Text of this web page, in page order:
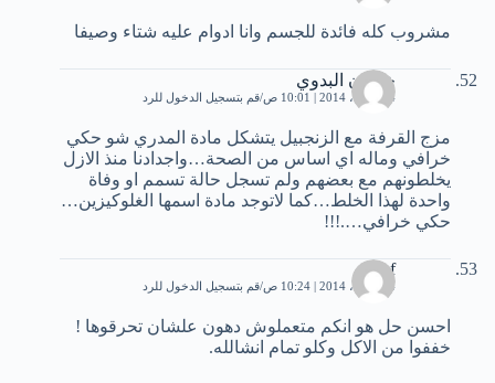
مشروب كله فائدة للجسم وانا ادوام عليه شتاء وصيفا
خلدون البدوي
24 أبريل، 2014 | 10:01 ص قم بتسجيل الدخول للرد
مزج القرفة مع الزنجبيل يتشكل مادة المدري شو حكي
خرافي وماله اي اساس من الصحة…واجدادنا منذ الازل
يخلطونهم مع بعضهم ولم تسجل حالة تسمم او وفاة
واحدة لهذا الخلط…كما لاتوجد مادة اسمها الغلوكيزين…
حكي خرافي….!!!
raef
24 أبريل، 2014 | 10:24 ص قم بتسجيل الدخول للرد
احسن حل هو انكم متعملوش دهون علشان تحرقوها !
خففوا من الاكل وكلو تمام انشالله.